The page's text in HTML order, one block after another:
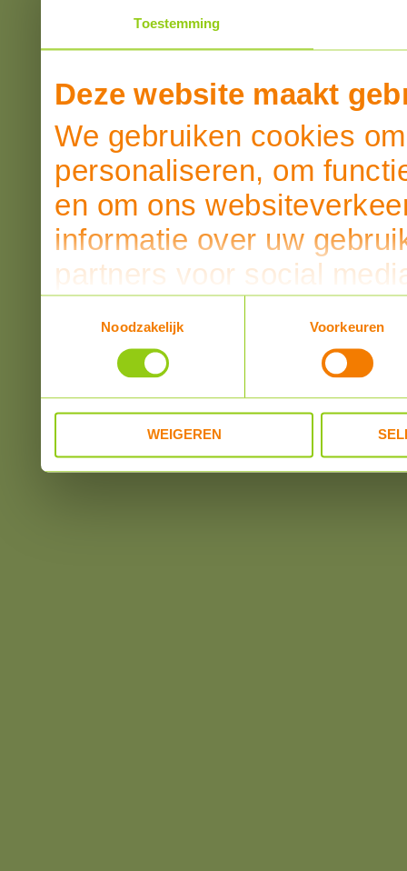
Toestemming
Deze website maakt
We gebruiken cookies
personaliseren, om
en om ons
informatie over uw
partners voor social
informatie die u aan ze
verzameld op basis van
Noodzakelijk
Voorkeuren
WEIGEREN